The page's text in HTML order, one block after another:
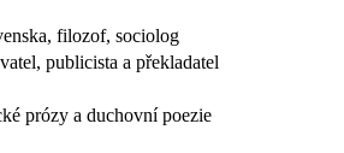
filozof, sociolog
publicista a překladatel
prózy a duchovní poezie